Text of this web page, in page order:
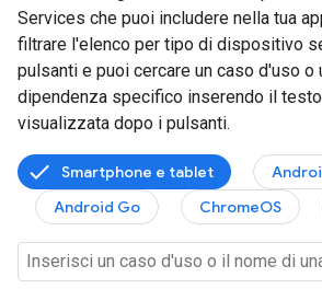
Services che puoi includere nella tua
filtrare l'elenco per tipo di dispositivo
pulsanti e puoi cercare un caso d'uso o
dipendenza specifico inserendo il
visualizzata dopo i pulsanti.
Smartphone e tablet
Android Go
ChromeOS